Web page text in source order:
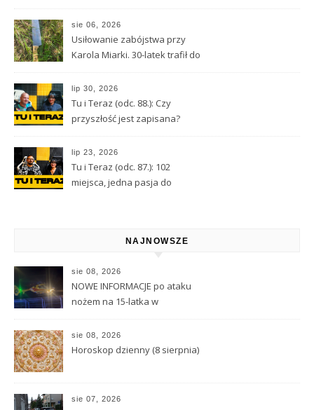
sie 06, 2026
Usiłowanie zabójstwa przy
Karola Miarki. 30-latek trafił do
lip 30, 2026
Tu i Teraz (odc. 88.): Czy
przyszłość jest zapisana?
astrologii i przeznaczeniu
lip 23, 2026
Tu i Teraz (odc. 87.): 102
miejsca, jedna pasja do
NAJNOWSZE
sie 08, 2026
NOWE INFORMACJE po ataku
nożem na 15-latka w
sie 08, 2026
Horoskop dzienny (8 sierpnia)
sie 07, 2026